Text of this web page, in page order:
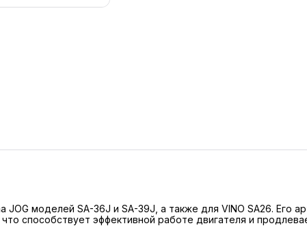
моделей SA-36J и SA-39J, а также для VINO SA26. Его
способствует эффективной работе двигателя и